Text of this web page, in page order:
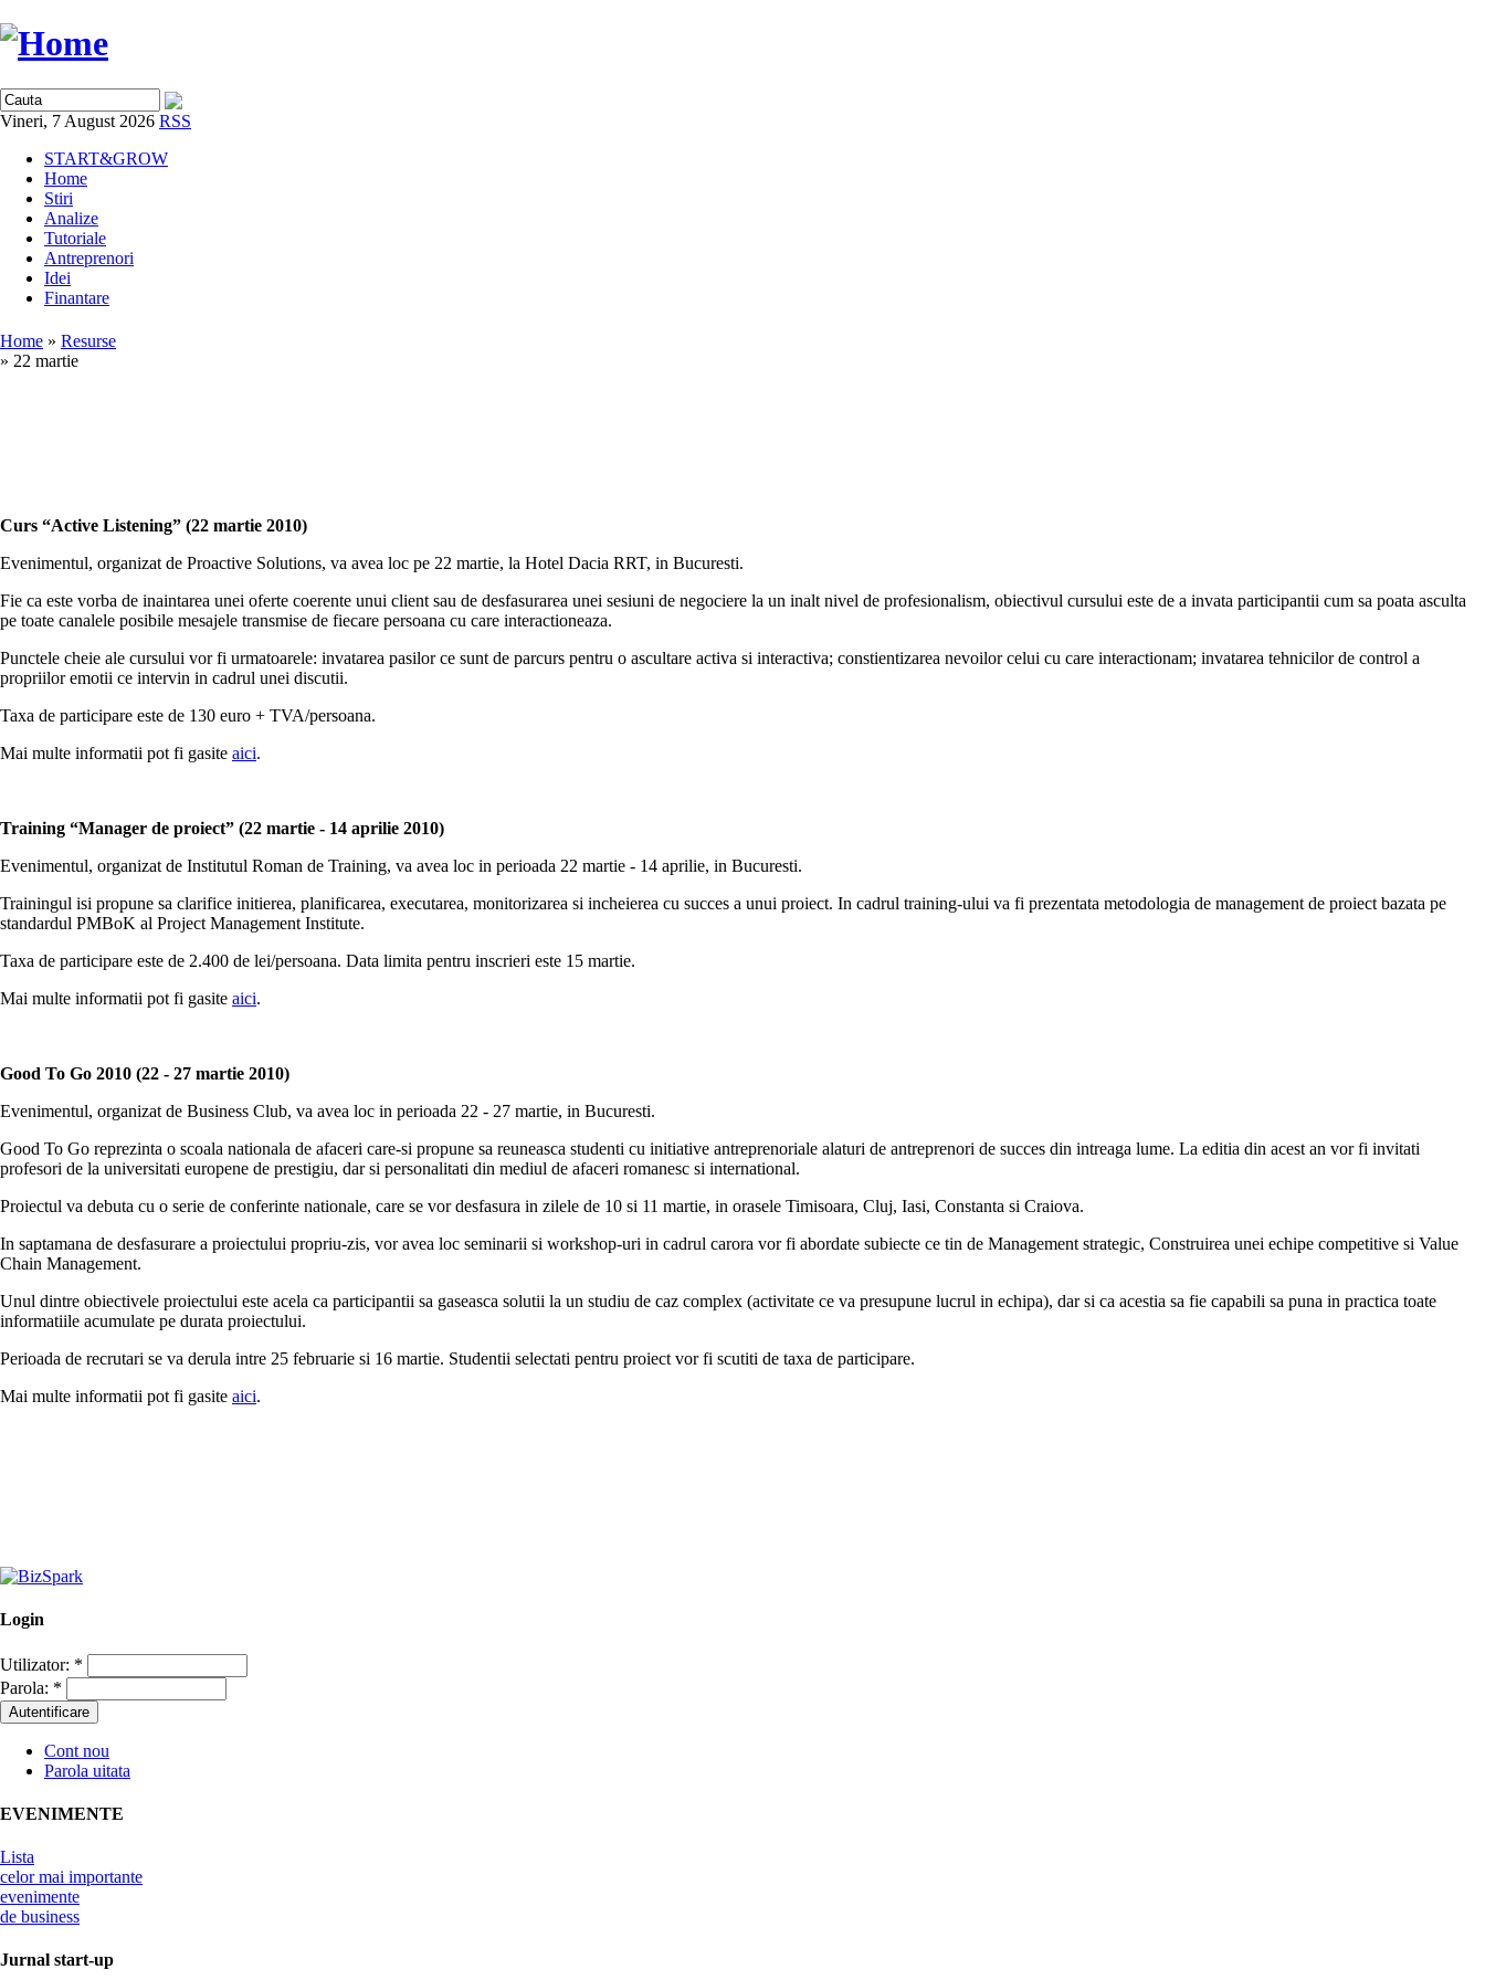
Vineri, 7 August 2026 RSS
START&GROW
Home
Stiri
Analize
Tutoriale
Antreprenori
Idei
Finantare
Home » Resurse
» 22 martie
Curs “Active Listening” (22 martie 2010)
Evenimentul, organizat de Proactive Solutions, va avea loc pe 22 martie, la Hotel Dacia RRT, in Bucuresti.
Fie ca este vorba de inaintarea unei oferte coerente unui client sau de desfasurarea unei sesiuni de negociere la un inalt nivel de profesionalism, obiectivul cursului este de a invata participantii cum sa poata asculta
pe toate canalele posibile mesajele transmise de fiecare persoana cu care interactioneaza.
Punctele cheie ale cursului vor fi urmatoarele: invatarea pasilor ce sunt de parcurs pentru o ascultare activa si interactiva; constientizarea nevoilor celui cu care interactionam; invatarea tehnicilor de control a
propriilor emotii ce intervin in cadrul unei discutii.
Taxa de participare este de 130 euro + TVA/persoana.
Mai multe informatii pot fi gasite aici.
Training “Manager de proiect” (22 martie - 14 aprilie 2010)
Evenimentul, organizat de Institutul Roman de Training, va avea loc in perioada 22 martie - 14 aprilie, in Bucuresti.
Trainingul isi propune sa clarifice initierea, planificarea, executarea, monitorizarea si incheierea cu succes a unui proiect. In cadrul training-ului va fi prezentata metodologia de management de proiect bazata pe
standardul PMBoK al Project Management Institute.
Taxa de participare este de 2.400 de lei/persoana. Data limita pentru inscrieri este 15 martie.
Mai multe informatii pot fi gasite aici.
Good To Go 2010 (22 - 27 martie 2010)
Evenimentul, organizat de Business Club, va avea loc in perioada 22 - 27 martie, in Bucuresti.
Good To Go reprezinta o scoala nationala de afaceri care-si propune sa reuneasca studenti cu initiative antreprenoriale alaturi de antreprenori de succes din intreaga lume. La editia din acest an vor fi invitati
profesori de la universitati europene de prestigiu, dar si personalitati din mediul de afaceri romanesc si international.
Proiectul va debuta cu o serie de conferinte nationale, care se vor desfasura in zilele de 10 si 11 martie, in orasele Timisoara, Cluj, Iasi, Constanta si Craiova.
In saptamana de desfasurare a proiectului propriu-zis, vor avea loc seminarii si workshop-uri in cadrul carora vor fi abordate subiecte ce tin de Management strategic, Construirea unei echipe competitive si Value
Chain Management.
Unul dintre obiectivele proiectului este acela ca participantii sa gaseasca solutii la un studiu de caz complex (activitate ce va presupune lucrul in echipa), dar si ca acestia sa fie capabili sa puna in practica toate
informatiile acumulate pe durata proiectului.
Perioada de recrutari se va derula intre 25 februarie si 16 martie. Studentii selectati pentru proiect vor fi scutiti de taxa de participare.
Mai multe informatii pot fi gasite aici.
Login
Utilizator: *
Parola: *
Cont nou
Parola uitata
EVENIMENTE
Lista
celor mai importante
evenimente
de business
Jurnal start-up